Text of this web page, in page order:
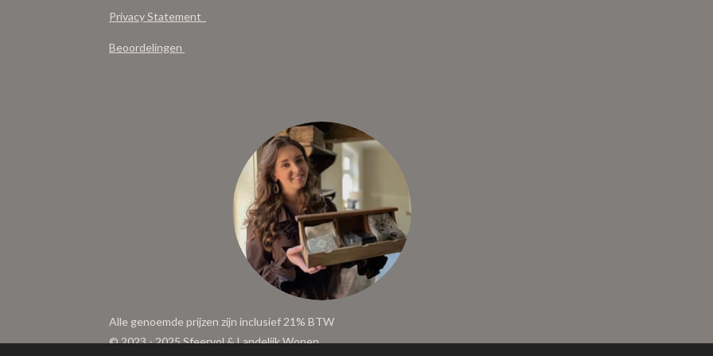
Privacy Statement
Beoordelingen
Alle genoemde prijzen zijn inclusief 21% BTW
© 2023 - 2025 Sfeervol & Landelijk Wonen